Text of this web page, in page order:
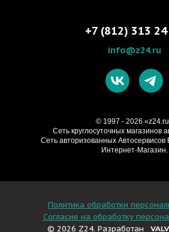
+7 (812) 313
info@z24.ru
© 1997 - 2026
Cеть круглосуточных магазинов
Сеть авторизованных Автосервисов
Интернет-Магазин.
Политика обработки
Согласие на обработку
© 2026 Z24. Разработан